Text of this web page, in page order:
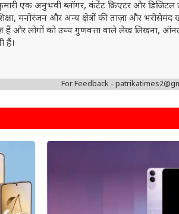
एक अनुभवी ब्लॉगर, कंटेंट क्रिएटर और
मनोरंजन और अन्य क्षेत्रों की ताज़ा और
हैं और लोगों को उच्च गुणवत्ता वाले लेख लिखना,
हैं।
For Feedback -